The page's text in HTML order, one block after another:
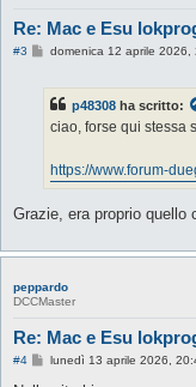
Re: Mac e Esu
#3
M
a
g
g
o
domenica 12 aprile 2026,
p48308 ha scritto:
ciao, forse qui stessa
https://www.forum-
Grazie, era proprio quello
peppardo
DCCMaster
Re: Mac e Esu
#4
Mlunedì 13 aprile 2026,